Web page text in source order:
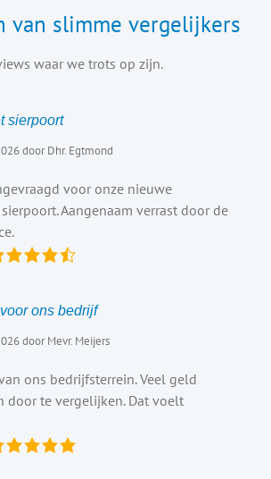
van slimme vergelijkers
waar we trots op zijn.
sierpoort
door Dhr. Egtmond
voor onze nieuwe
Aangenaam verrast door de
ons bedrijf
door Mevr. Meijers
ons bedrijfsterrein. Veel geld
door te vergelijken. Dat voelt